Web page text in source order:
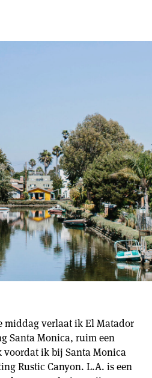
middag verlaat ik El Matador
Santa Monica, ruim een
ik bij Santa Monica
Rustic Canyon. L.A. is een